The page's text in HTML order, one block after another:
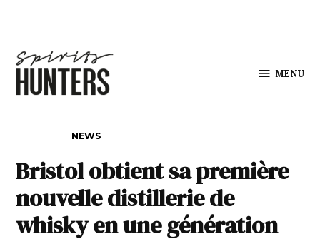
MENU
NEWS
Bristol obtient sa première
nouvelle distillerie de
whisky en une génération